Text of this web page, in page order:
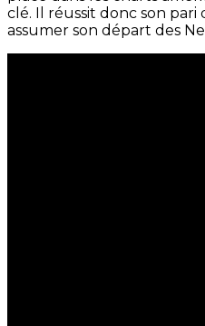
clé. Il réussit donc son
assumer son départ des